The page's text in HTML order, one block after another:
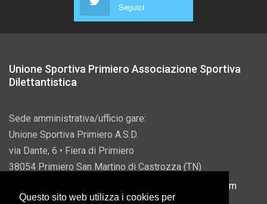
Seguici
Unione Sportiva Primiero Associazione Sportiva
Dilettantistica
Sede amministrativa/ufficio gare:
Unione Sportiva Primiero A.S.D.
via Dante, 6 • Fiera di Primiero
38054 Primiero San Martino di Castrozza (TN)
info@usprimiero.com
Questo sito web utilizza i cookies per